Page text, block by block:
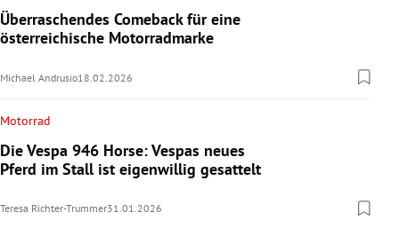
Überraschendes Comeback für eine
österreichische Motorradmarke
Michael Andrusio18.02.2026
Motorrad
Die Vespa 946 Horse: Vespas neues
Pferd im Stall ist eigenwillig gesattelt
Teresa Richter-Trummer31.01.2026